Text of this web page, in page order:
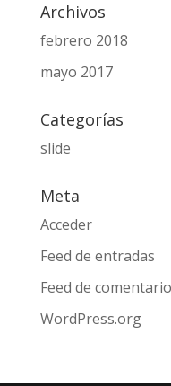
Archivos
febrero 2018
mayo 2017
Categorías
slide
Meta
Acceder
Feed de entradas
Feed de
WordPress.org